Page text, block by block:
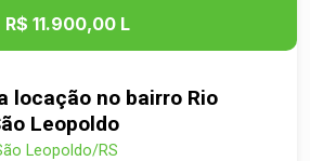
R$ 11.900,00 L
locação no bairro Rio
São Leopoldo
Leopoldo/RS